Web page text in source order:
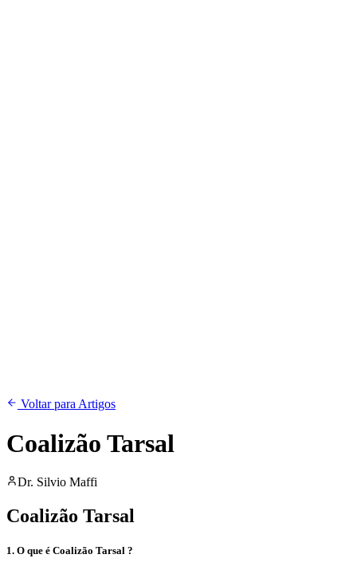
Voltar para Artigos
Coalizão Tarsal
Dr. Silvio Maffi
Coalizão Tarsal
1. O que é Coalizão Tarsal ?